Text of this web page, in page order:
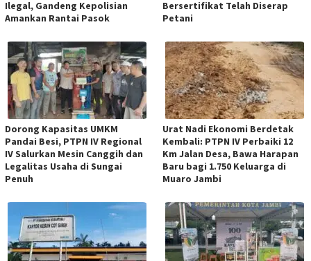
Ilegal, Gandeng Kepolisian
Amankan Rantai Pasok
Bersertifikat Telah Diserap
Petani
Dorong Kapasitas UMKM
Pandai Besi, PTPN IV Regional
IV Salurkan Mesin Canggih dan
Legalitas Usaha di Sungai
Penuh
Urat Nadi Ekonomi Berdetak
Kembali: PTPN IV Perbaiki 12
Km Jalan Desa, Bawa Harapan
Baru bagi 1.750 Keluarga di
Muaro Jambi